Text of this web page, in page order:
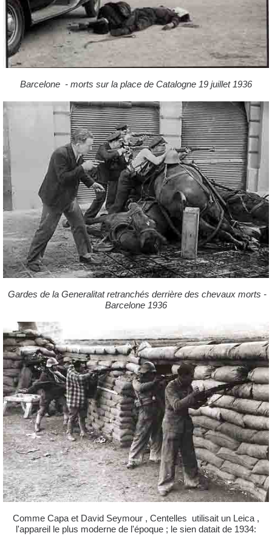
Barcelone - morts sur la place de Catalogne 19 juillet 1936
Gardes de la Generalitat retranchés derrière des chevaux morts -
Barcelone 1936
Comme Capa et David Seymour , Centelles utilisait un Leica ,
l'appareil le plus moderne de l'époque ; le sien datait de 1934: